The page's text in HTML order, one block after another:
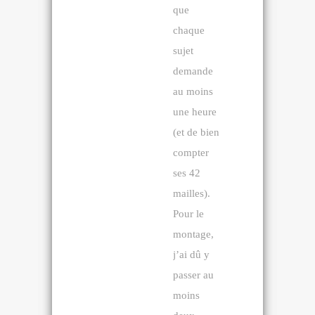
que
chaque
sujet
demande
au moins
une heure
(et de bien
compter
ses 42
mailles).
Pour le
montage,
j’ai dû y
passer au
moins